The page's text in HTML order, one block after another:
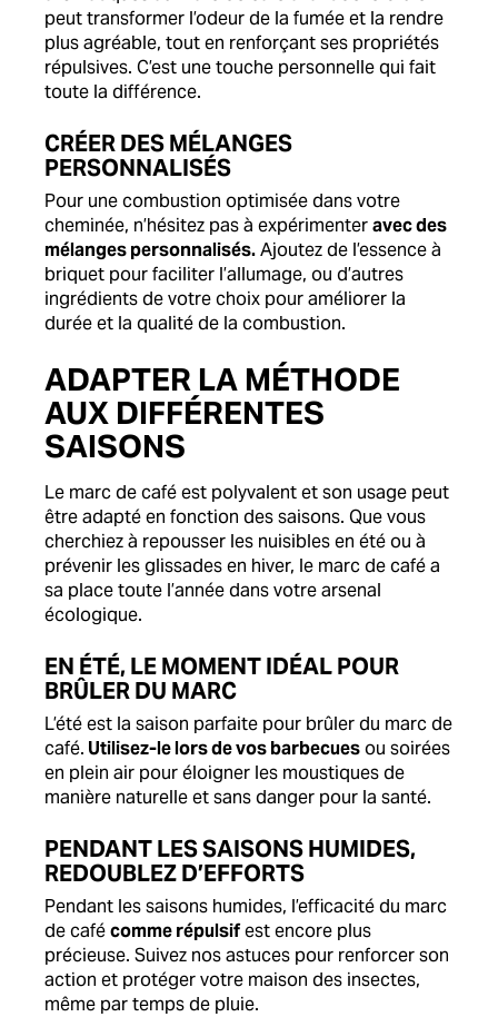
peut transformer l’odeur de la fumée et la rendre
plus agréable, tout en renforçant ses propriétés
répulsives. C’est une touche personnelle qui fait
toute la différence.
CRÉER DES MÉLANGES
PERSONNALISÉS
Pour une combustion optimisée dans votre
cheminée, n’hésitez pas à expérimenteravec des
mélanges personnalisés.Ajoutez de l’essence à
briquet pour faciliter l’allumage, ou d’autres
ingrédients de votre choix pour améliorer la
durée et la qualité de la combustion.
ADAPTER LA MÉTHODE
AUX DIFFÉRENTES
SAISONS
Le marc de café est polyvalent et son usage peut
être adapté en fonction des saisons. Que vous
cherchiez à repousser les nuisibles en été ou à
prévenir les glissades en hiver, le marc de café a
sa place toute l’année dans votre arsenal
écologique.
EN ÉTÉ, LE MOMENT IDÉAL POUR
BRÛLER DU MARC
L’été est la saison parfaite pour brûler du marc de
café. Utilisez-le lors de vos barbecuesou soirées
en plein air pour éloigner les moustiques de
manière naturelle et sans danger pour la santé.
PENDANT LES SAISONS HUMIDES,
REDOUBLEZ D’EFFORTS
Pendant les saisons humides, l’efficacité du marc
de cafécomme répulsifest encore plus
précieuse. Suivez nos astuces pour renforcer son
action et protéger votre maison des insectes,
même par temps de pluie.